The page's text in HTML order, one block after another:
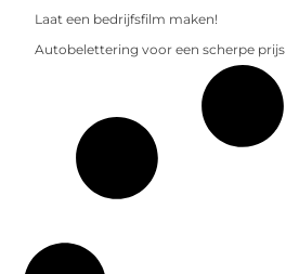
Laat een bedrijfsfilm maken!
Autobelettering voor een scherpe prijs